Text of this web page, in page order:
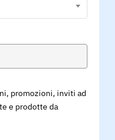
promozioni, inviti ad
e prodotte da